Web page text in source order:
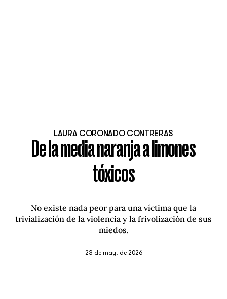
LAURA CORONADO CONTRERAS
De la media naranja a limones
tóxicos
No existe nada peor para una víctima que la
trivialización de la violencia y la frivolización de sus
miedos.
23 de may. de 2026